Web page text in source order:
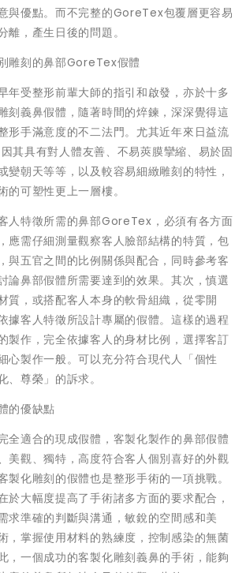
與優點。而不完整的GoreTex包覆層更容易
離，產生日後的問題。
雕刻的鼻部GoreTex假體
年受整形前輩大師的指引和啟發，亦於十多
刻義鼻假體，隨著時間的焠鍊，深深覺得這
形手滿意度的不二法門。尤其近年來日益流
其具有對人體友善、不易莢膜攣縮、易於固
變朝天等等，以及較容易細緻雕刻的特性，
的可塑性更上一層樓。
人特徵所需的鼻部GoreTex，必須有各方面
應需仔細測量觀察客人臉部結構的特質，包
與五官之間的比例關係與配合，同時參考客
論鼻部假體所需要達到的效果。其次，慎選
質，或搭配客人本身的軟骨組織，從零開
據客人特徵所設計專屬的假體。這樣的過程
製作，完全依據客人的身材比例，選擇客訂
心製作一般。可以充分符合現代人「個性
、尊榮」的訴求。
的優缺點
全適合的現成假體，客製化製作的鼻部假體
美觀、獨特，高度符合客人個別喜好的外觀
製化雕刻的假體也是整形手術的一項挑戰。
於大幅度提高了手術諸多方面的要求配合，
求準確的判斷與溝通，敏銳的空間感和美
，掌握使用材料的熟練度，控制感染的無菌
，一個成功的客製化雕刻義鼻的手術，能夠